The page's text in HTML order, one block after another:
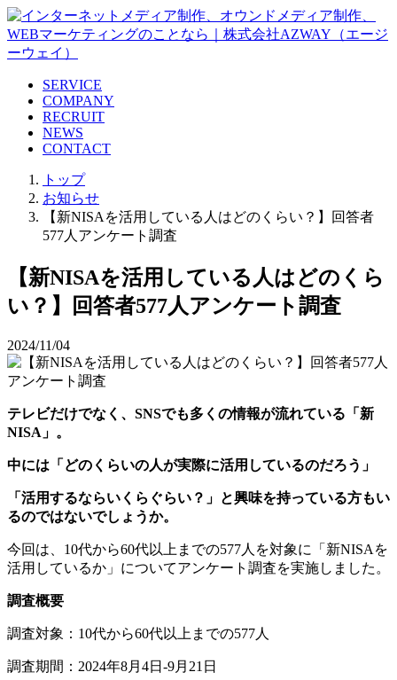
SERVICE
COMPANY
RECRUIT
NEWS
CONTACT
トップ
お知らせ
【新NISAを活用している人はどのくらい？】回答者
577人アンケート調査
【新NISAを活用している人はどのくら
い？】回答者577人アンケート調査
2024/11/04
テレビだけでなく、SNSでも多くの情報が流れている「新
NISA」。
中には「どのくらいの人が実際に活用しているのだろう」
「活用するならいくらぐらい？」と興味を持っている方もい
るのではないでしょうか。
今回は、10代から60代以上までの577人を対象に「新NISAを
活用しているか」についてアンケート調査を実施しました。
調査概要
調査対象：10代から60代以上までの577人
調査期間：2024年8月4日-9月21日